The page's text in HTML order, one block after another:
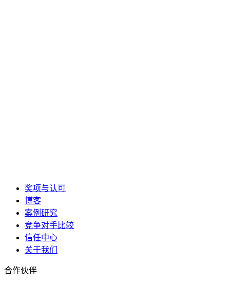
奖项与认可
博客
案例研究
竞争对手比较
信任中心
关于我们
合作伙伴